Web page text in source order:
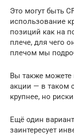
Это могут быть
использование
позиций как на
плече, для чего
плечом мы
Вы также можете
акции — в таком
крупнее, но
Ещё один
заинтересует